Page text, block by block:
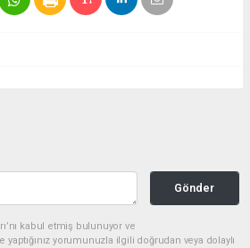
Gönder
kabul etmiş bulunuyor ve
yorumunuzla ilgili doğrudan veya dolaylı